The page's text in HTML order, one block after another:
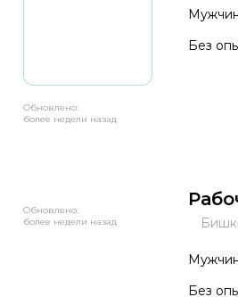
Обновлено:
более недели назад
Без
Обновлено:
более недели назад
Без